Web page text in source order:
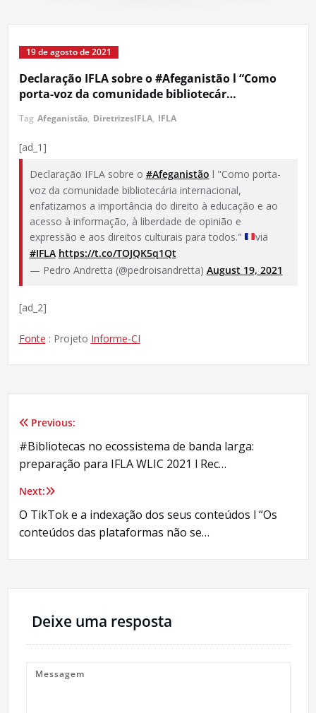
19 de agosto de 2021
Declaração IFLA sobre o #Afeganistão l “Como
porta-voz da comunidade bibliotecár…
Tag Afeganistão, DiretrizesIFLA, IFLA
[ad_1]
Declaração IFLA sobre o #Afeganistão l "Como porta-
voz da comunidade bibliotecária internacional,
enfatizamos a importância do direito à educação e ao
acesso à informação, à liberdade de opinião e
expressão e aos direitos culturais para todos."
via
#IFLA https://t.co/TOJQK5q1Qt
— Pedro Andretta (@pedroisandretta) August 19, 2021
[ad_2]
Fonte : Projeto Informe-CI
Navegação
de
Post
Previous:
#Bibliotecas no ecossistema de banda larga:
preparação para IFLA WLIC 2021 l Rec…
Next:
O TikTok e a indexação dos seus conteúdos l “Os
conteúdos das plataformas não se…
Deixe uma resposta